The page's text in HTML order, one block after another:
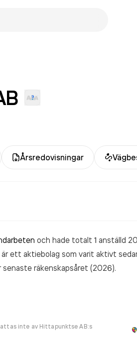
Årsredovisningar
och hade totalt 1 anställd
ett aktiebolag som varit aktivt
senaste räkenskapsåret (2026).
inte av Hittapunktse AB:s